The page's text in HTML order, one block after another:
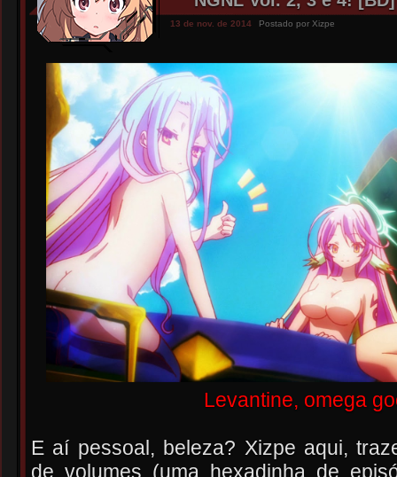
13 de nov. de 2014 Postado por Xizpe
Levantine, omega
E aí pessoal, beleza? Xizpe aqui,
de volumes (uma hexadinha de